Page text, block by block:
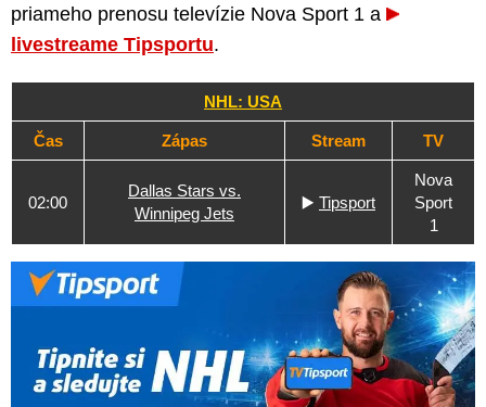
priameho prenosu televízie Nova Sport 1 a
livestreame Tipsportu.
NHL: USA
Čas Zápas Stream TV
02:00
Dallas Stars vs.
Winnipeg Jets
▶️ Tipsport
Nova
Sport
1